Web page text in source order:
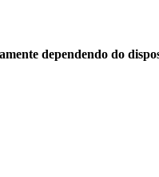
dependendo do